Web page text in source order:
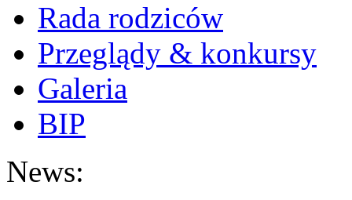
Rada rodziców
Przeglądy & konkursy
Galeria
BIP
News: